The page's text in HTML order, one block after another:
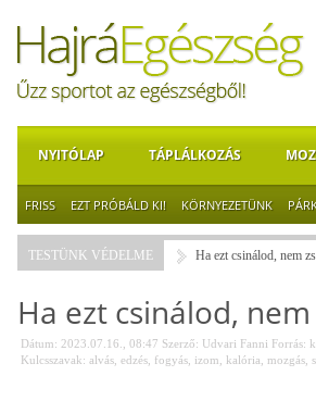
NYITÓLAP TÁPLÁLKOZÁS
FRISS EZT PRÓBÁLD KI! KÖRNYEZETÜNK
TESTÜNK VÉDELME Ha ezt csinálod, nem
Ha ezt csinálod,
Dátum: 2023.07.16., 08:47 Szerző: Udvari Fanni Forrás:
Kulcsszavak: alvás edzés fogyás izom kalória mozgás